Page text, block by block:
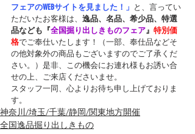
フェアのWEBサイトを見ました！」 と、言ってい
ただいたお客様は、 逸品、名品、希少品、特選
品なども『全国掘り出しきものフェア 』 特別価
格でご奉仕いたします！（一部、奉仕品などそ
の他対象外の商品もございますのでご了承くだ
さい。）是非、この機会にお連れ様もお誘い合
せの上、ご来店くださいませ。
スタッフ一同、心よりお待ち申し上げておりま
す。
神奈川/埼玉/千葉/静岡/関東地方開催
全国逸品掘り出しきもの